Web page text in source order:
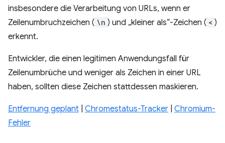
insbesondere die Verarbeitung von URLs, wenn er
Zeilenumbruchzeichen ( \n ) und „kleiner als“-Zeichen ( < )
erkennt.
Entwickler, die einen legitimen Anwendungsfall für
Zeilenumbrüche und weniger als Zeichen in einer URL
haben, sollten diese Zeichen stattdessen maskieren.
Entfernung geplant Chromestatus-Tracker Chromium-
Fehler